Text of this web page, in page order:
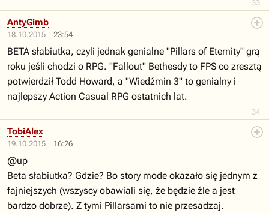
33
18.10.2015 23:54
34
AntyGimb
BETA słabiutka, czyli jednak genialne "Pillars of Eternity" grą
roku jeśli chodzi o RPG. "Fallout" Bethesdy to FPS co zresztą
potwierdził Todd Howard, a "Wiedźmin 3" to genialny i
najlepszy Action Casual RPG ostatnich lat.
19.10.2015 16:26
TobiAlex
@up
Beta słabiutka? Gdzie? Bo story mode okazało się jednym z
fajniejszych (wszyscy obawiali się, że będzie źle a jest
bardzo dobrze). Z tymi Pillarsami to nie przesadzaj.